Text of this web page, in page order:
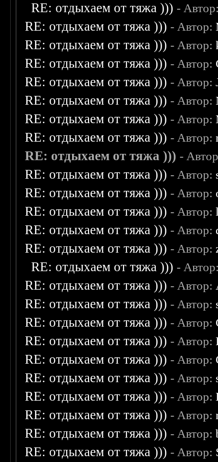
RE: отдыхаем от тяжа ))) -
RE: отдыхаем от тяжа ))) - Автор:
RE: отдыхаем от тяжа ))) - Автор:
RE: отдыхаем от тяжа ))) - Автор:
RE: отдыхаем от тяжа ))) - Автор:
RE: отдыхаем от тяжа ))) - Автор:
RE: отдыхаем от тяжа ))) - Автор:
RE: отдыхаем от тяжа ))) - Автор:
RE: отдыхаем от тяжа ))) -
RE: отдыхаем от тяжа ))) - Автор:
RE: отдыхаем от тяжа ))) - Автор:
RE: отдыхаем от тяжа ))) - Автор:
RE: отдыхаем от тяжа ))) - Автор:
RE: отдыхаем от тяжа ))) - Автор:
RE: отдыхаем от тяжа ))) -
RE: отдыхаем от тяжа ))) - Автор:
RE: отдыхаем от тяжа ))) - Автор:
RE: отдыхаем от тяжа ))) - Автор:
RE: отдыхаем от тяжа ))) - Автор:
RE: отдыхаем от тяжа ))) - Автор:
RE: отдыхаем от тяжа ))) - Автор:
RE: отдыхаем от тяжа ))) - Автор:
RE: отдыхаем от тяжа ))) - Автор:
RE: отдыхаем от тяжа ))) - Автор:
RE: отдыхаем от тяжа ))) - Автор: